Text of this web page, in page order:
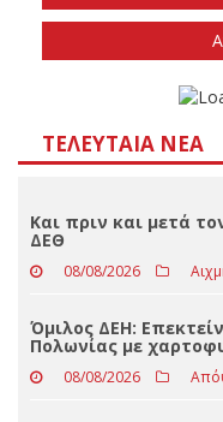
ΤΕΛΕΥΤΑΊΑ ΝΈΑ
Και πριν και μετά
ΔΕΘ
08/08/2026